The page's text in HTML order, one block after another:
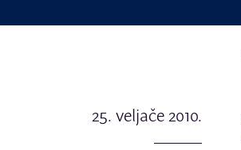
25. veljače 2010.